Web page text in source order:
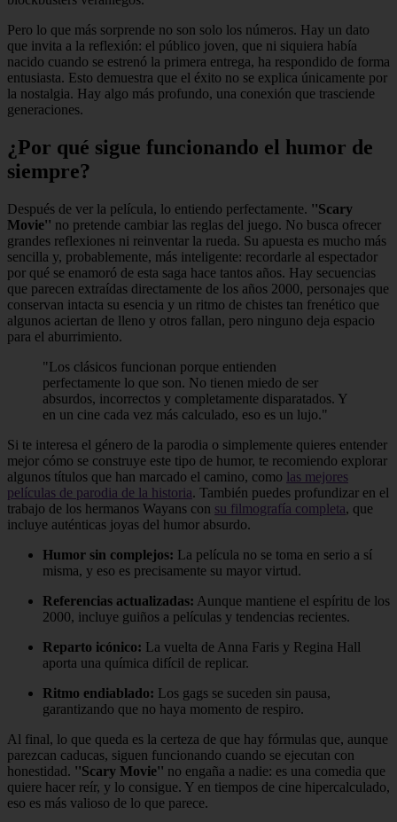
Pero lo que más sorprende no son solo los números. Hay un dato
que invita a la reflexión: el público joven, que ni siquiera había
nacido cuando se estrenó la primera entrega, ha respondido de forma
entusiasta. Esto demuestra que el éxito no se explica únicamente por
la nostalgia. Hay algo más profundo, una conexión que trasciende
generaciones.
¿Por qué sigue funcionando el humor de
siempre?
Después de ver la película, lo entiendo perfectamente. ''Scary
Movie'' no pretende cambiar las reglas del juego. No busca ofrecer
grandes reflexiones ni reinventar la rueda. Su apuesta es mucho más
sencilla y, probablemente, más inteligente: recordarle al espectador
por qué se enamoró de esta saga hace tantos años. Hay secuencias
que parecen extraídas directamente de los años 2000, personajes que
conservan intacta su esencia y un ritmo de chistes tan frenético que
algunos aciertan de lleno y otros fallan, pero ninguno deja espacio
para el aburrimiento.
"Los clásicos funcionan porque entienden
perfectamente lo que son. No tienen miedo de ser
absurdos, incorrectos y completamente disparatados. Y
en un cine cada vez más calculado, eso es un lujo."
Si te interesa el género de la parodia o simplemente quieres entender
mejor cómo se construye este tipo de humor, te recomiendo explorar
algunos títulos que han marcado el camino, como las mejores
películas de parodia de la historia. También puedes profundizar en el
trabajo de los hermanos Wayans con su filmografía completa, que
incluye auténticas joyas del humor absurdo.
Humor sin complejos: La película no se toma en serio a sí
misma, y eso es precisamente su mayor virtud.
Referencias actualizadas: Aunque mantiene el espíritu de los
2000, incluye guiños a películas y tendencias recientes.
Reparto icónico: La vuelta de Anna Faris y Regina Hall
aporta una química difícil de replicar.
Ritmo endiablado: Los gags se suceden sin pausa,
garantizando que no haya momento de respiro.
Al final, lo que queda es la certeza de que hay fórmulas que, aunque
parezcan caducas, siguen funcionando cuando se ejecutan con
honestidad. ''Scary Movie'' no engaña a nadie: es una comedia que
quiere hacer reír, y lo consigue. Y en tiempos de cine hipercalculado,
eso es más valioso de lo que parece.